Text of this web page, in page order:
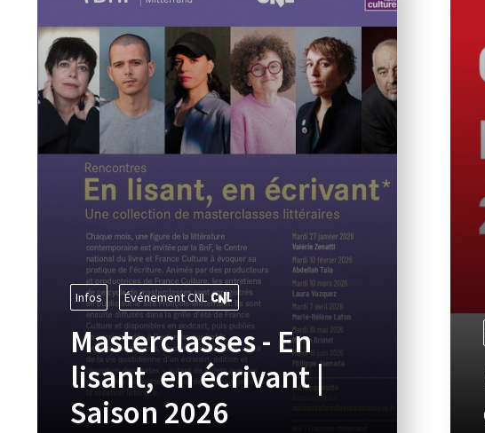
Infos Événement CNL
Masterclasses - En
lisant, en écrivant |
Saison 2026